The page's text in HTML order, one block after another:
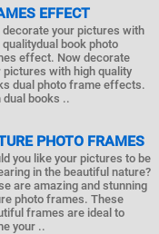
EFFECT
decorate your pictures with
qualitydual book photo
effect. Now decorate
pictures with high quality
dual photo frame effects.
dual books ..
PHOTO FRAMES
you like your pictures to be
in the beautiful nature?
are amazing and stunning
photo frames. These
frames are ideal to
your ..